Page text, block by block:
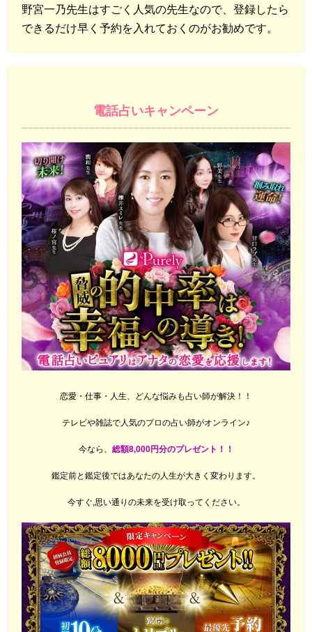
野宮一乃先生はすごく人気の先生なので、登録したら
できるだけ早く予約を入れておくのがお勧めです。
電話占いキャンペーン
恋愛・仕事・人生、どんな悩みも占い師が解決！！
テレビや雑誌で人気のプロの占い師がオンライン♪
今なら、 総額8,000円分のプレゼント！！
鑑定前と鑑定後ではあなたの人生が大きく変わります。
今すぐ,思い通りの未来を受け取ってください。